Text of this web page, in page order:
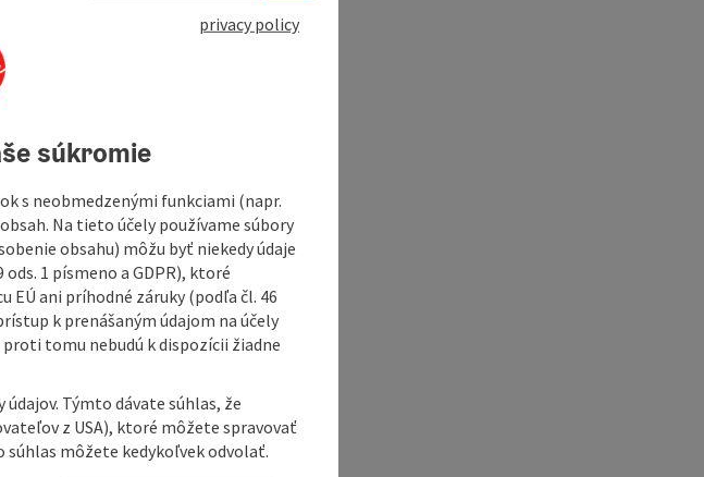
luggage to the
in
some snacks for the
hike past the
point of the
privacy policy
súkromie
s neobmedzenými funkciami (napr.
Na tieto účely používame súbory
obsahu) môžu byť niekedy údaje
1 písmeno a GDPR), ktoré
EÚ ani príhodné záruky (podľa čl. 46
k prenášaným údajom na účely
tomu nebudú k dispozícii žiadne
Týmto dávate súhlas, že
z USA), ktoré môžete spravovať
môžete kedykoľvek odvolať.